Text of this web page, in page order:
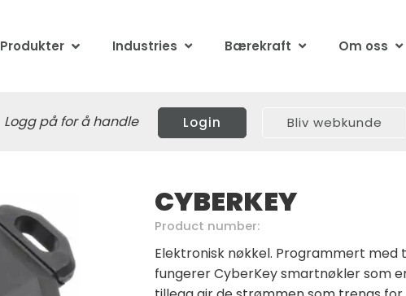
Produkter Industries Bærekraft Om oss
Logg på for å handle Login Bliv webkunde
CYBERKEY
Product number:
Elektronisk nøkkel. Programmert
fungerer CyberKey smartnøkler som